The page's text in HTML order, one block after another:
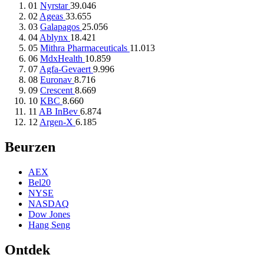
01 Nyrstar39.046
02 Ageas 33.655
03 Galapagos 25.056
04 Ablynx 18.421
05 Mithra Pharmaceuticals 11.013
06 MdxHealth 10.859
07 Agfa-Gevaert 9.996
08 Euronav 8.716
09 Crescent 8.669
10 KBC 8.660
11 AB InBev 6.874
12 Argen-X 6.185
Beurzen
AEX
Bel20
NYSE
NASDAQ
Dow Jones
Hang Seng
Ontdek